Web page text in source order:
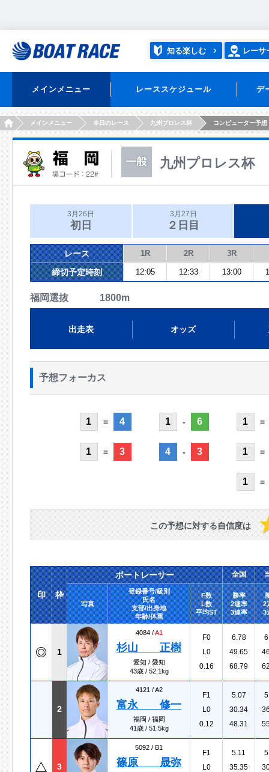
知る楽しむ レーサ
メインメニュー レーススケジュール デ
HOMEメインメニュー 本日のレース 九州プロレス杯 コンピューター予想
九州プロレス杯
3月26日
初日
3月27日
２日目
レース 1R 2R 3R
締切予定時刻 12:05 12:33 13:00
福岡選抜 1800m
出走表 オッズ
予想フォーカス
1 = 4
1 = 3
1 - 6
4 - 3
1 =
1 =
1 =
この予想に対する自信度は
印 枠
ボートレーサー 全国
写真
登録番号/級別
氏名
支部/出身地
年齢/体重
F数
L数
平均ST
勝率
2連率
3連率
2
3
1
4084 /A1
杉山 正樹
愛知 / 愛知
43歳 / 52.1kg
F0
L0
0.16
6.78
49.65
68.79
2
4121 /A2
富永 修一
福岡 / 福岡
41歳 / 51.5kg
F1
L0
0.12
5.07
30.34
48.31
3
5092 / B1
篠原 晟弥
F1
L0
5.11
35.35